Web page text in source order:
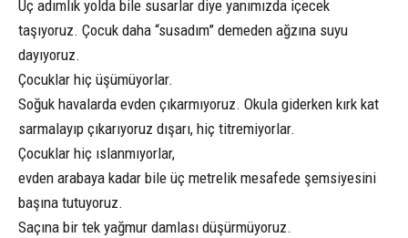
Üç adımlık yolda bile susarlar diye yanımızda içecek
taşıyoruz. Çocuk daha “susadım” demeden ağzına suyu
dayıyoruz.
Çocuklar hiç üşümüyorlar.
Soğuk havalarda evden çıkarmıyoruz. Okula giderken kırk kat
sarmalayıp çıkarıyoruz dışarı, hiç titremiyorlar.
Çocuklar hiç ıslanmıyorlar,
evden arabaya kadar bile üç metrelik mesafede şemsiyesini
başına tutuyoruz.
Saçına bir tek yağmur damlası düşürmüyoruz.